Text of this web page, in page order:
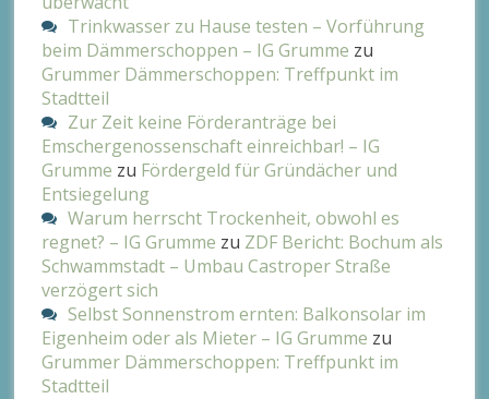
Trinkwasser zu Hause testen – Vorführung
beim Dämmerschoppen – IG Grumme zu
Grummer Dämmerschoppen: Treffpunkt im
Stadtteil
Zur Zeit keine Förderanträge bei
Emschergenossenschaft einreichbar! – IG
Grumme zu Fördergeld für Gründächer und
Entsiegelung
Warum herrscht Trockenheit, obwohl es
regnet? – IG Grumme zu ZDF Bericht: Bochum als
Schwammstadt – Umbau Castroper Straße
verzögert sich
Selbst Sonnenstrom ernten: Balkonsolar im
Eigenheim oder als Mieter – IG Grumme zu
Grummer Dämmerschoppen: Treffpunkt im
Stadtteil